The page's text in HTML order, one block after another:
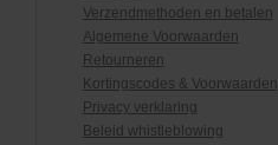
Verzendmethoden en betalen
Algemene Voorwaarden
Retourneren
Kortingscodes & Voorwaarden
Privacy verklaring
Beleid whistleblowing